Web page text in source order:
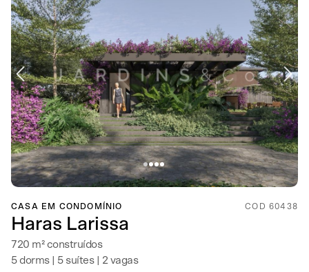
CASA EM CONDOMÍNIO COD 60438
Haras Larissa
720 m² construídos
5 dorms | 5 suítes | 2 vagas